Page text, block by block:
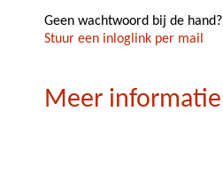
Geen wachtwoord bij de hand?
Stuur een inloglink per mail
Meer informatie